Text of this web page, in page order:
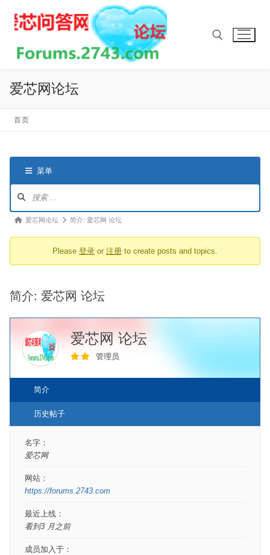
爱芯网论坛
首页
菜单
导
论
航
你
里：
爱芯网论坛 简介: 爱芯网 论坛
Please 登录 or 注册 to create posts and topics.
简介: 爱芯网 论坛
爱芯网 论坛
管理员
简介
历史帖子
名字：
爱芯网
网站：
https://forums.2743.com
最近上线：
看到3 月之前
成员加入于：